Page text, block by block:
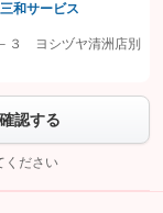
「許可する」ボタンを押
和サービス
３ ヨシヅヤ清洲店別
認する
ください